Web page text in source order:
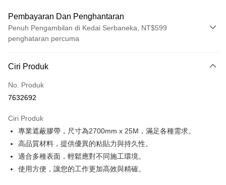
Pembayaran Dan Penghantaran
Penuh Pengambilan di Kedai Serbaneka, NT$599
penghataran percuma
Kad Kredit (Bayaran Penuh)
Pengambilan di Kedai Serbaneka
Apple Pay
JKOPAY
Easy Wallet
Ciri Produk
No. Produk
7632692
Ciri Produk
專業遮蔽膠帶，尺寸為2700mm x 25M，滿足各種需求。
高品質材料，提供優異的粘貼力與持久性。
適合多種表面，輕鬆應對不同施工環境。
使用方便，讓您的工作更加高效與精確。